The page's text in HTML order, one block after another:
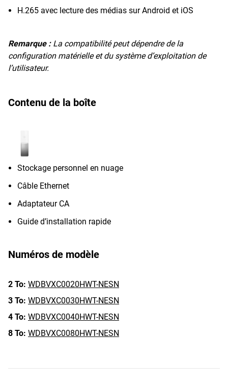
H.265 avec lecture des médias sur Android et iOS
Remarque : La compatibilité peut dépendre de la
configuration matérielle et du système d’exploitation de
l’utilisateur.
Contenu de la boîte
Stockage personnel en nuage
Câble Ethernet
Adaptateur CA
Guide d’installation rapide
Numéros de modèle
2 To: WDBVXC0020HWT-NESN
3 To: WDBVXC0030HWT-NESN
4 To: WDBVXC0040HWT-NESN
8 To: WDBVXC0080HWT-NESN